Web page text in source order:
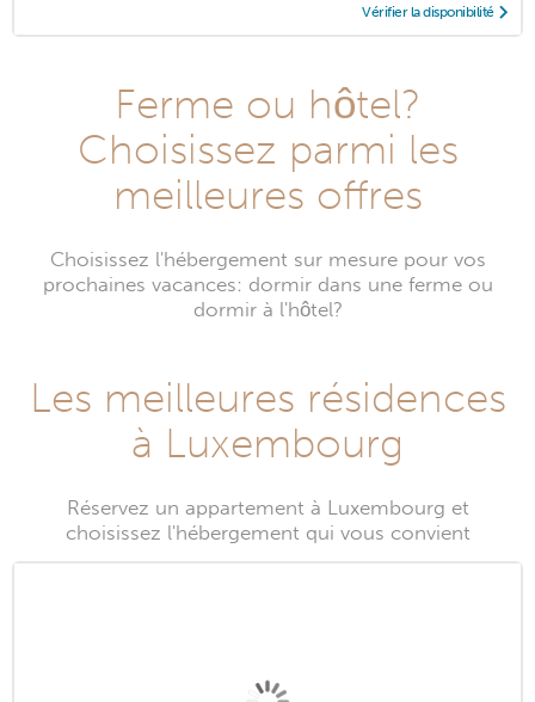
Vérifier la disponibilité
Ferme ou hôtel?
Choisissez parmi les
meilleures offres
Choisissez l'hébergement sur mesure pour vos
prochaines vacances: dormir dans une ferme ou
dormir à l'hôtel?
Les meilleures résidences
à Luxembourg
Réservez un appartement à Luxembourg et
choisissez l'hébergement qui vous convient